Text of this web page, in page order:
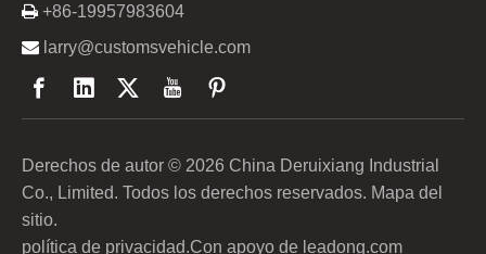
 +86-19957983604
 larry@customsvehicle.com
Derechos de autor © 2026 China Deruixiang Industrial
Co., Limited. Todos los derechos reservados. Mapa del
sitio.
política de privacidad.Con apoyo de leadong.com